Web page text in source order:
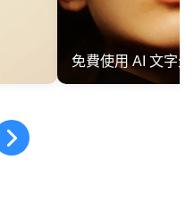
免費使用 AI 文字